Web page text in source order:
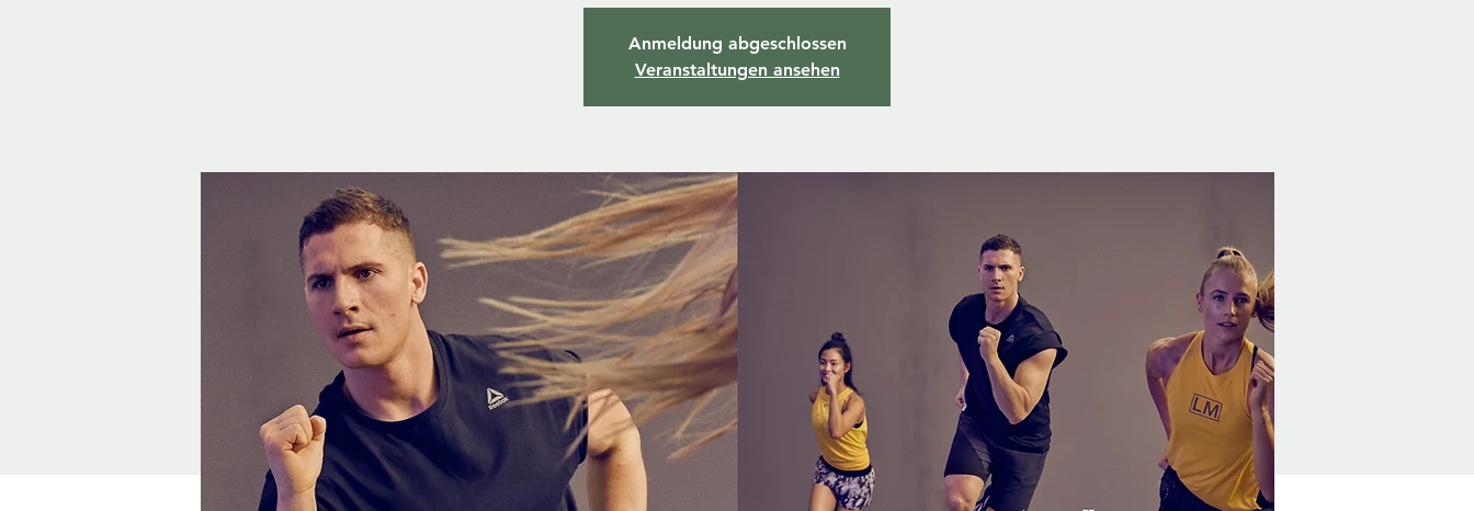
Anmeldung abgeschlossen
Veranstaltungen ansehen